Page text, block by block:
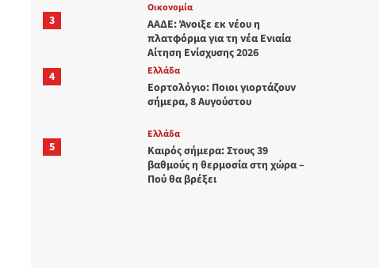
3
Οικονομία
ΑΑΔΕ: Άνοιξε εκ νέου η
πλατφόρμα για τη νέα Ενιαία
Αίτηση Ενίσχυσης 2026
4
Ελλάδα
Εορτολόγιο: Ποιοι γιορτάζουν
σήμερα, 8 Αυγούστου
5
Ελλάδα
Καιρός σήμερα: Στους 39
βαθμούς η θερμοσία στη χώρα –
Πού θα βρέξει